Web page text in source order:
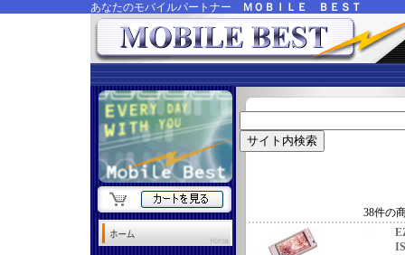
あなたのモバイルパートナー ＭＯＢＩＬＥ ＢＥＳＴ
38件の